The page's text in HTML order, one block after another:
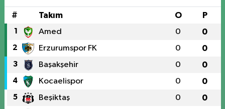
# Takım O P
1 Amed 0 0
2 Erzurumspor FK 0 0
3 Başakşehir 0 0
4 Kocaelispor 0 0
5 Beşiktaş 0 0